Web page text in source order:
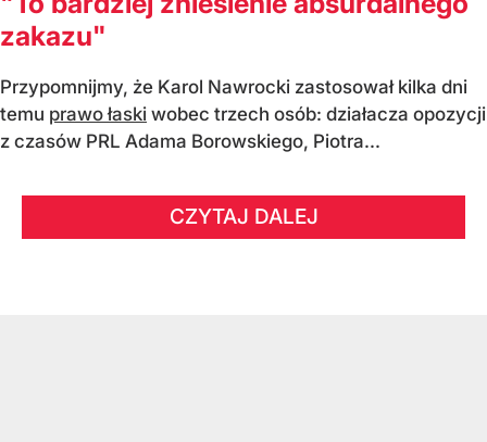
zakazu"
Przypomnijmy, że Karol Nawrocki zastosował kilka dni
temu prawo łaski wobec trzech osób: działacza opozycji
z czasów PRL Adama Borowskiego, Piotra...
CZYTAJ DALEJ